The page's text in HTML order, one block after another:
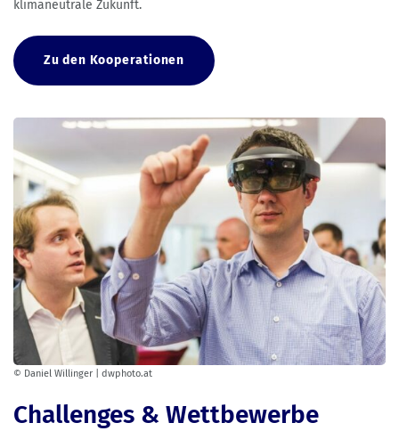
klimaneutrale Zukunft.
Zu den Kooperationen
© Daniel Willinger | dwphoto.at
Challenges & Wettbewerbe